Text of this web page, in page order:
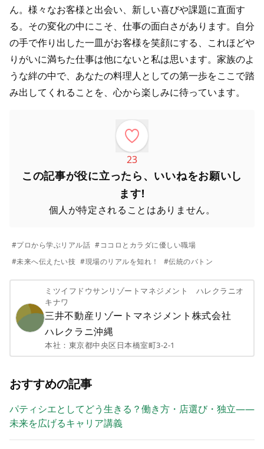
ん。様々なお客様と出会い、新しい喜びや課題に直面す
る。その変化の中にこそ、仕事の面白さがあります。自分
の手で作り出した一皿がお客様を笑顔にする、これほどや
りがいに満ちた仕事は他にないと私は思います。家族のよ
うな絆の中で、あなたの料理人としての第一歩をここで踏
み出してくれることを、心から楽しみに待っています。
23
この記事が役に立ったら、いいねをお願いし
ます!
個人が特定されることはありません。
#プロから学ぶリアル話 #ココロとカラダに優しい職場
#未来へ伝えたい技 #現場のリアルを知れ！ #伝統のバトン
ミツイフドウサンリゾートマネジメント ハレクラニオ
キナワ
三井不動産リゾートマネジメント株式会社
ハレクラニ沖縄
本社： 東京都中央区日本橋室町3-2-1
おすすめの記事
パティシエとしてどう生きる？働き方・店選び・独立——
未来を広げるキャリア講義